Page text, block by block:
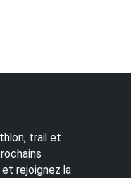
trail et
rejoignez la